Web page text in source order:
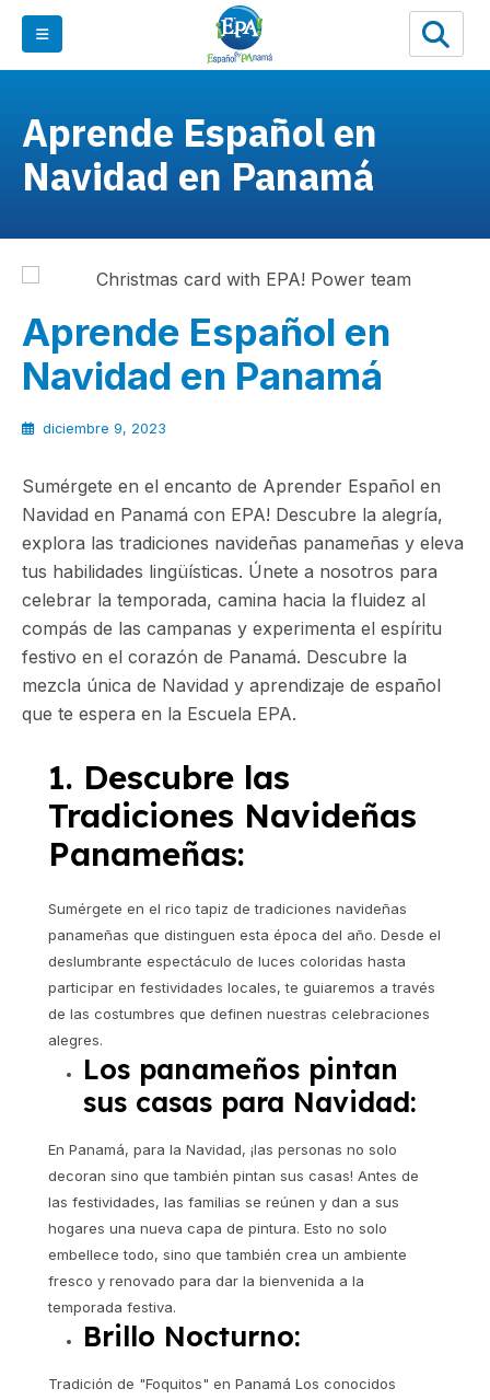
Aprende Español en
Navidad en Panamá
Aprende Español en
Navidad en Panamá
diciembre 9, 2023
Sumérgete en el encanto de Aprender Español en
Navidad en Panamá con EPA! Descubre la alegría,
explora las tradiciones navideñas panameñas y eleva
tus habilidades lingüísticas. Únete a nosotros para
celebrar la temporada, camina hacia la fluidez al
compás de las campanas y experimenta el espíritu
festivo en el corazón de Panamá. Descubre la
mezcla única de Navidad y aprendizaje de español
que te espera en la Escuela EPA.
1. Descubre las
Tradiciones Navideñas
Panameñas:
Sumérgete en el rico tapiz de tradiciones navideñas
panameñas que distinguen esta época del año. Desde el
deslumbrante espectáculo de luces coloridas hasta
participar en festividades locales, te guiaremos a través
de las costumbres que definen nuestras celebraciones
alegres.
Los panameños pintan
sus casas para Navidad:
En Panamá, para la Navidad, ¡las personas no solo
decoran sino que también pintan sus casas! Antes de
las festividades, las familias se reúnen y dan a sus
hogares una nueva capa de pintura. Esto no solo
embellece todo, sino que también crea un ambiente
fresco y renovado para dar la bienvenida a la
temporada festiva.
Brillo Nocturno:
Tradición de "Foquitos" en Panamá Los conocidos